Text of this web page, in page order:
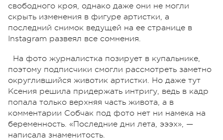
свободного кроя, однако даже они не могли
скрыть изменения в фигуре артистки, а
последний снимок ведущей на ее странице в
Instagram развеял все сомнения.
На фото журналистка позирует в купальнике,
поэтому подписчики смогли рассмотреть заметно
округлившийся животик артистки. Но даже тут
Ксения решила придержать интригу, ведь в кадр
попала только верхняя часть живота, а в
комментарии Собчак под фото нет ни намека на
беременность. «Последние дни лета, эээх», —
написала знаменитость.